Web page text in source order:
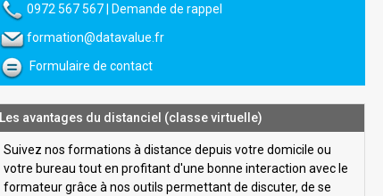
0972 567 567|
Demande de rappel
formation@datavalue.fr
Formulaire de contact
Les avantages du distanciel (classe virtuelle)
Suivez nos formations à distance depuis votre domicile ou
votre bureau tout en profitant d'une bonne interaction avec le
formateur grâce à nos outils permettant de discuter, de se